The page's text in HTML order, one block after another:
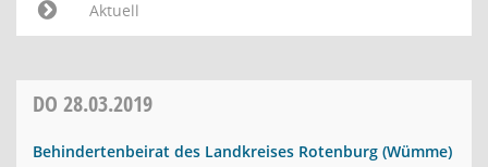
Aktuell
DO 28.03.2019
Behindertenbeirat des Landkreises Rotenburg (Wümme)